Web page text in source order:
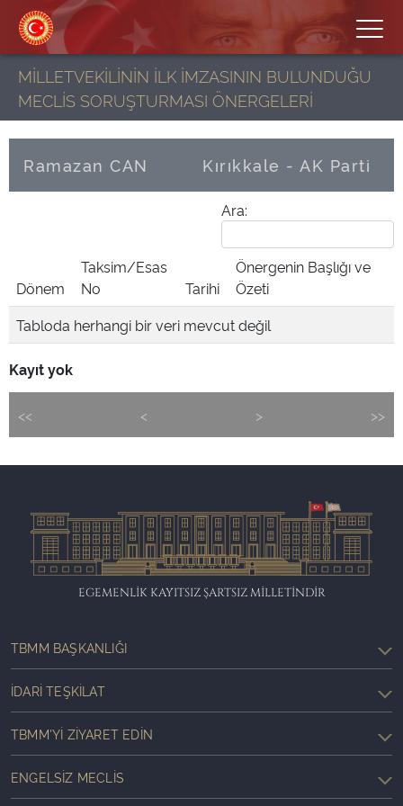
MİLLETVEKİLİNİN İLK İMZASININ BULUNDUĞU
MECLİS SORUŞTURMASI ÖNERGELERİ
Ramazan CAN Kırıkkale - AK Parti
Ara:
Dönem
Taksim/Esas
No
Tarihi
Önergenin Başlığı ve
Özeti
Tabloda herhangi bir veri mevcut değil
Kayıt yok
<< < > >>
EGEMENLİK KAYITSIZ ŞARTSIZ MİLLETİNDİR
TBMM BAŞKANLIĞI
İDARI TEŞKILAT
TBMM'YI ZIYARET EDIN
ENGELSIZ MECLIS